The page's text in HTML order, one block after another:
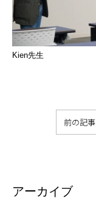
アーカイブ
Kien先生
前の記事